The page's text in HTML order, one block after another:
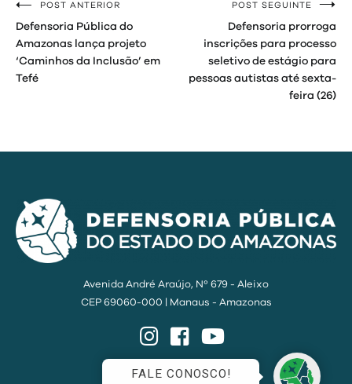
Navegação
de
Post
POST ANTERIOR
Defensoria Pública do
Amazonas lança projeto
‘Caminhos da Inclusão’ em
Tefé
POST SEGUINTE
Defensoria prorroga
inscrições para processo
seletivo de estágio para
pessoas autistas até sexta-
feira (26)
Avenida André Araújo, Nº 679 - Aleixo
CEP 69060-000 | Manaus - Amazonas
InstagramFacebook
FALE CONOSCO!